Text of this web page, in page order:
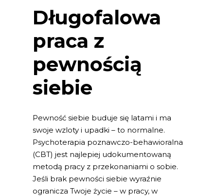
Długofalowa
praca z
pewnością
siebie
Pewność siebie buduje się latami i ma
swoje wzloty i upadki – to normalne.
Psychoterapia poznawczo-behawioralna
(CBT) jest najlepiej udokumentowaną
metodą pracy z przekonaniami o sobie.
Jeśli brak pewności siebie wyraźnie
ogranicza Twoje życie – w pracy, w